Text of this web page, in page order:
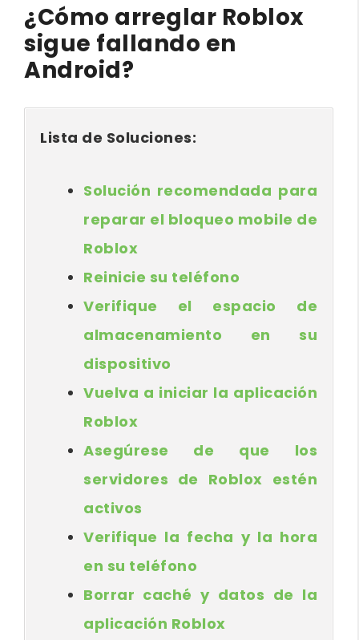
¿Cómo arreglar Roblox
sigue fallando en
Android?
Lista de Soluciones:
Solución recomendada para
reparar el bloqueo mobile de
Roblox
Reinicie su teléfono
Verifique el espacio de
almacenamiento en su
dispositivo
Vuelva a iniciar la aplicación
Roblox
Asegúrese de que los
servidores de Roblox estén
activos
Verifique la fecha y la hora
en su teléfono
Borrar caché y datos de la
aplicación Roblox